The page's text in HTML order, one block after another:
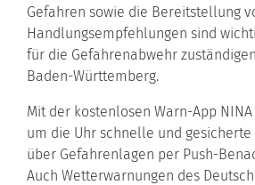
Gefahren sowie die Bereitstellung
Handlungsempfehlungen sind
für die Gefahrenabwehr
Baden-Württemberg.
Mit der kostenlosen Warn-App
um die Uhr schnelle und
über Gefahrenlagen per Push-
Auch Wetterwarnungen des